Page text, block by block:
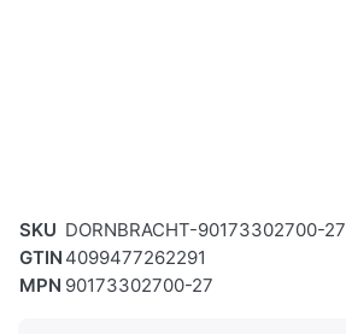
SKU DORNBRACHT-90173302700-27
GTIN 4099477262291
MPN 90173302700-27